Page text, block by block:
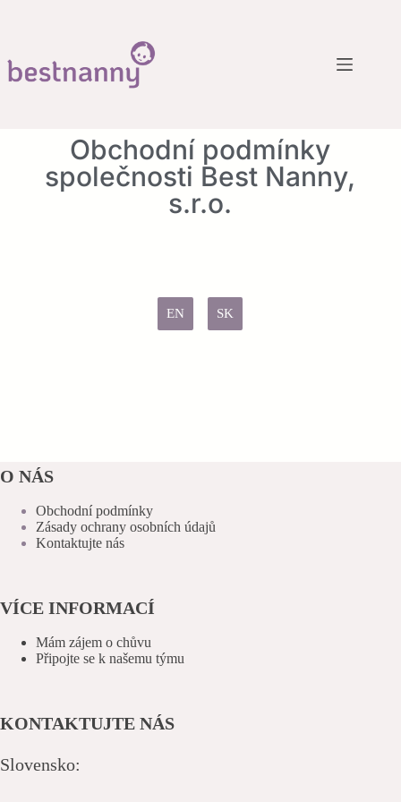
Obchodní podmínky
společnosti Best Nanny,
s.r.o.
EN SK
O NÁS
Obchodní podmínky
Zásady ochrany osobních údajů
Kontaktujte nás
VÍCE INFORMACÍ
Mám zájem o chůvu
Připojte se k našemu týmu
KONTAKTUJTE NÁS
Slovensko: